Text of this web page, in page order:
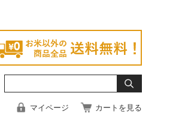
マイページ カートを見る